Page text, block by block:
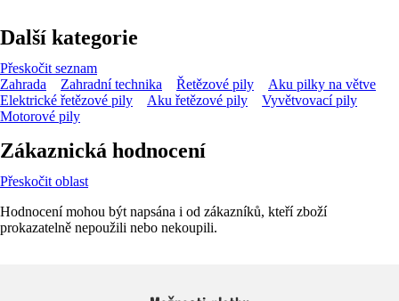
Další kategorie
Přeskočit seznam
Zahrada
Zahradní technika Řetězové pily
Aku pilky na větve
Elektrické řetězové pily
Aku řetězové pily
Vyvětvovací pily
Motorové pily
Zákaznická hodnocení
Přeskočit oblast
Hodnocení mohou být napsána i od zákazníků, kteří zboží
prokazatelně nepoužili nebo nekoupili.